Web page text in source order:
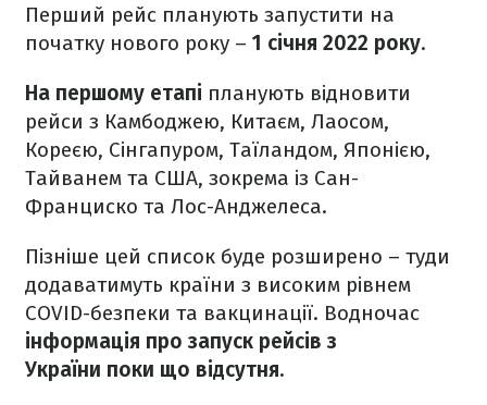
Перший рейс планують запустити на
початку нового року – 1 січня 2022 року.
На першому етапі планують відновити
рейси з Камбоджею, Китаєм, Лаосом,
Кореєю, Сінгапуром, Таїландом, Японією,
Тайванем та США, зокрема із Сан-
Франциско та Лос-Анджелеса.
Пізніше цей список буде розширено – туди
додаватимуть країни з високим рівнем
COVID-безпеки та вакцинації. Водночас
інформація про запуск рейсів з
України поки що відсутня.